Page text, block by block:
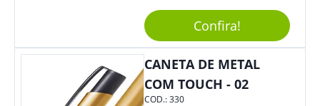
Anotações Com Post-It E
Caneta. Elaborado A Partir De
Material Reciclado, O Brinde
Também É Prático, Tornando-
Se Assim Excelente Para Uso
Cotidiano. Perfeito, Não É?!
Confira!
CANETA DE METAL
COM TOUCH - 02
COD.:330